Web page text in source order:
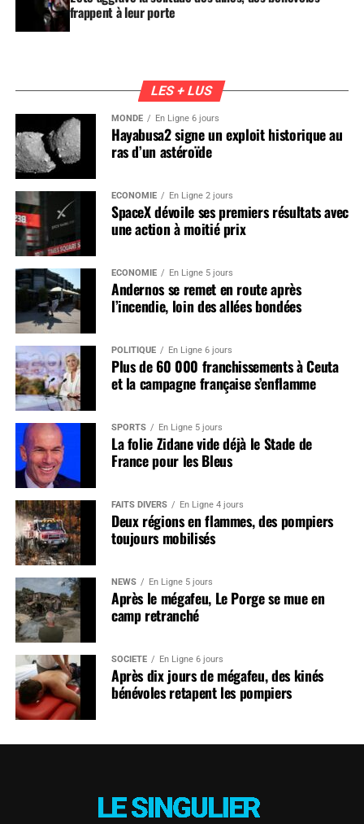
frappent à leur porte
LES + LUS
MONDE En Ligne 6 jours
Hayabusa2 signe un exploit historique au
ras d’un astéroïde
ÉCONOMIE En Ligne 2 jours
SpaceX dévoile ses premiers résultats avec
une action à moitié prix
ÉCONOMIE En Ligne 5 jours
Andernos se remet en route après
l’incendie, loin des allées bondées
POLITIQUE En Ligne 6 jours
Plus de 60 000 franchissements à Ceuta
et la campagne française s’enflamme
SPORTS En Ligne 5 jours
La folie Zidane vide déjà le Stade de
France pour les Bleus
FAITS DIVERS En Ligne 4 jours
Deux régions en flammes, des pompiers
toujours mobilisés
NEWS En Ligne 5 jours
Après le mégafeu, Le Porge se mue en
camp retranché
SOCIÉTÉ En Ligne 6 jours
Après dix jours de mégafeu, des kinés
bénévoles retapent les pompiers